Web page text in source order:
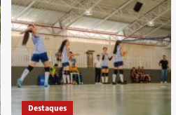
Destaques